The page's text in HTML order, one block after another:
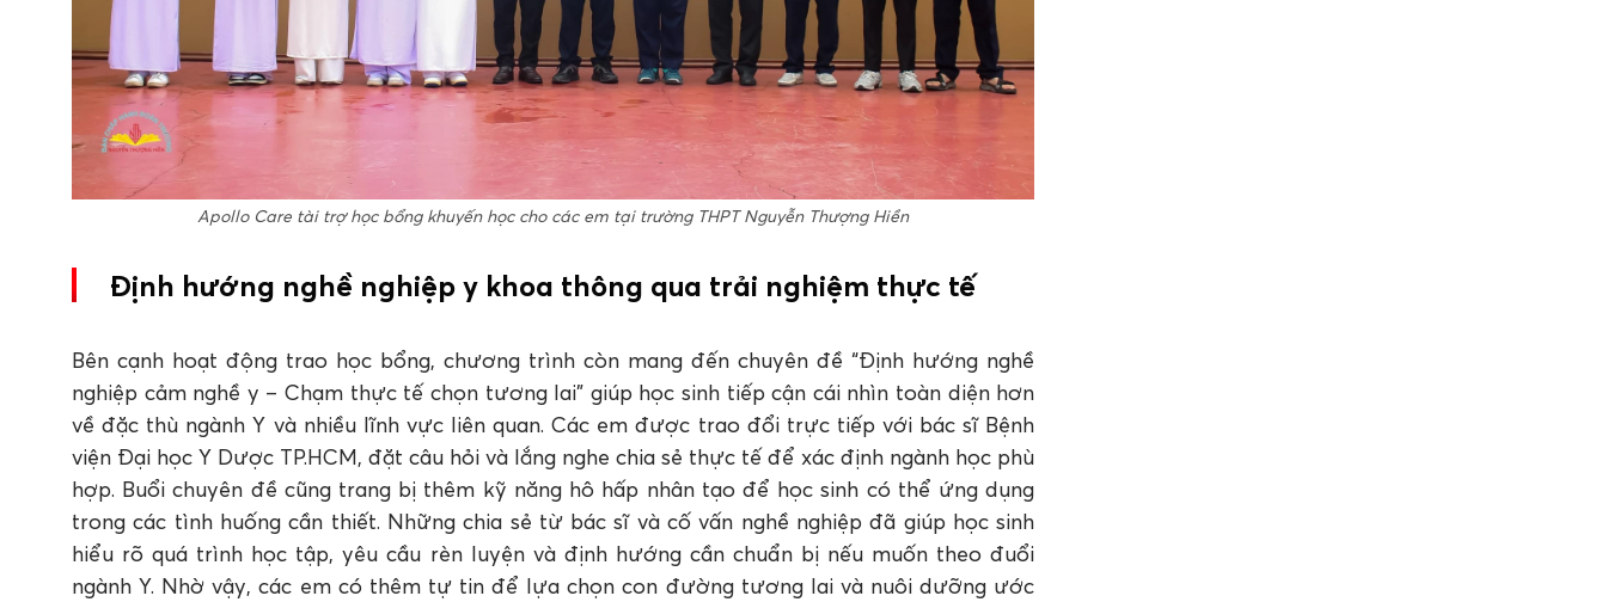
Apollo Care tài trợ học bổng khuyến học cho các em tại trường THPT Nguyễn Thượng Hiền
Định hướng nghề nghiệp y khoa thông qua trải nghiệm thực tế
Bên cạnh hoạt động trao học bổng, chương trình còn mang đến chuyên đề “Định hướng nghề
nghiệp cảm nghề y – Chạm thực tế chọn tương lai” giúp học sinh tiếp cận cái nhìn toàn diện hơn
về đặc thù ngành Y và nhiều lĩnh vực liên quan. Các em được trao đổi trực tiếp với bác sĩ Bệnh
viện Đại học Y Dược TP.HCM, đặt câu hỏi và lắng nghe chia sẻ thực tế để xác định ngành học phù
hợp. Buổi chuyên đề cũng trang bị thêm kỹ năng hô hấp nhân tạo để học sinh có thể ứng dụng
trong các tình huống cần thiết. Những chia sẻ từ bác sĩ và cố vấn nghề nghiệp đã giúp học sinh
hiểu rõ quá trình học tập, yêu cầu rèn luyện và định hướng cần chuẩn bị nếu muốn theo đuổi
ngành Y. Nhờ vậy, các em có thêm tự tin để lựa chọn con đường tương lai và nuôi dưỡng ước